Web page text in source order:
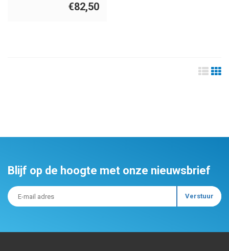
€82,50
Blijf op de hoogte met onze nieuwsbrief